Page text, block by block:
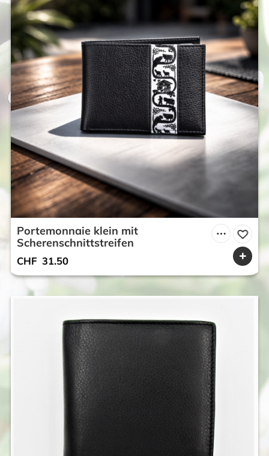
Portemonnaie klein mit
Scherenschnittstreifen
CHF 31.50